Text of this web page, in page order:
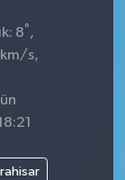
8°,
km/s,